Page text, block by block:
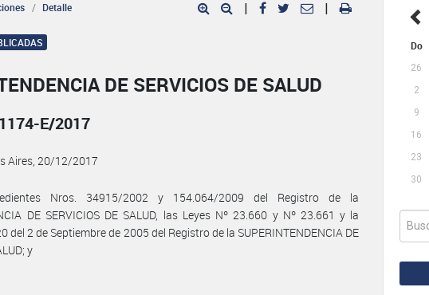
Do
26
2
9
16
23
30
Detalle | |
DE SERVICIOS DE SALUD
E/2017
Aires, 20/12/2017
Nros. 34915/2002 y 154.064/2009 del Registro de la
DE SERVICIOS DE SALUD, las Leyes Nº 23.660 y Nº 23.661 y la
del 2 de Septiembre de 2005 del Registro de la SUPERINTENDENCIA DE
y